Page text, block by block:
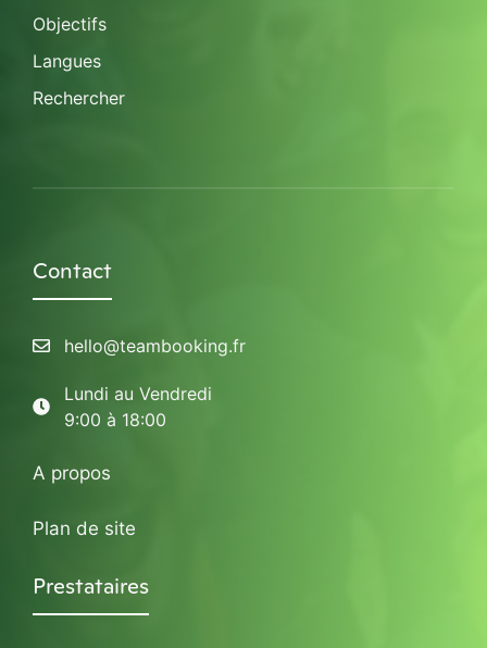
Objectifs
Langues
Rechercher
Contact
hello@teambooking.fr
Lundi au Vendredi
9:00 à 18:00
A propos
Plan de site
Prestataires